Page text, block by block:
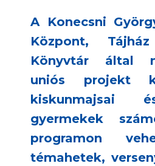
A Konecsni
Központ,
Könyvtár által
uniós projekt
kiskunmajsai
gyermekek
programon
témahetek,